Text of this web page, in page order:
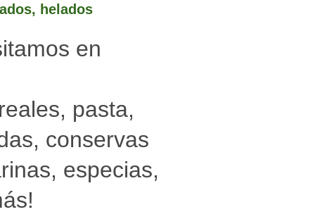
helados
en
conservas
especias,